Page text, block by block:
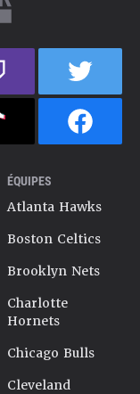
ÉQUIPES
Atlanta Hawks
Boston Celtics
Brooklyn Nets
Charlotte
Hornets
Chicago Bulls
Cleveland